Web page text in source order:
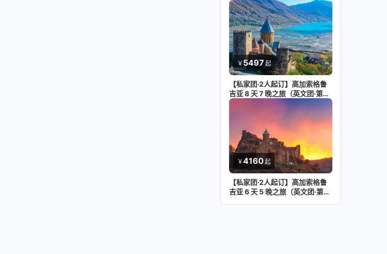
啡街+狭才海水浴场
￥5497 起
【私家团·2人起订】高加索格鲁
吉亚 8 天 7 晚之旅（英文团·第比
利斯进 第比利斯出）
￥4160起
【私家团·2人起订】高加索格鲁
吉亚 6 天 5 晚之旅（英文团·第比